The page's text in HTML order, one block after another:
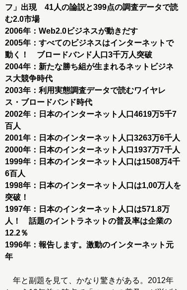
フ」出現 41人の論説と399点の調査データで読
む2.0市場
2006年：Web2.0ビジネスが動きだす
2005年：すべてのビジネスはインターネットで
動く！ ブロードバンド人口3千万人突破
2004年：新たな勝ち組が生まれるネットビジネ
ス大競争時代
2003年：利用実態調査データで読むワイヤレ
ス・ブロードバンド時代
2002年：日本のインターネット人口4619万5千7
百人
2001年：日本のインターネット人口3263万6千人
2000年：日本のインターネット人口1937万7千人
1999年：日本のインターネット人口は1508万4千
6百人
1998年：日本のインターネット人口は1,00万人を
突破！
1997年：日本のインターネット人口は571.8万
人！ 話題のイントラネットの普及率は企業の
12.2％
1996年：報告します。激動のインターネット元
年
年と副題を見て、かなり驚きがある。2012年